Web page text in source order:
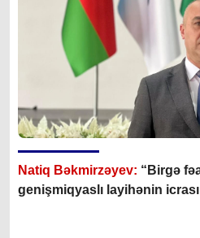
Natiq Bəkmirzəyev: “Birgə
genişmiqyaslı layihənin